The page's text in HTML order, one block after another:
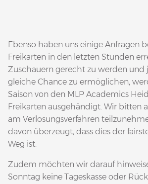
Ebenso haben uns einige Anfragen
Freikarten in den letzten Stunden
Zuschauern gerecht zu werden und
gleiche Chance zu ermöglichen,
Saison von den MLP Academics
Freikarten ausgehändigt. Wir bitten
am Verlosungsverfahren
davon überzeugt, dass dies der
Weg ist.
Zudem möchten wir darauf
Sonntag keine Tageskasse oder